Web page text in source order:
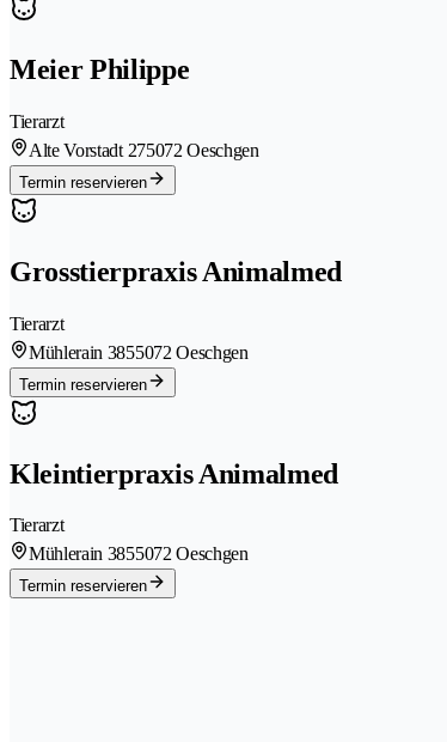
Meier Philippe
Tierarzt
Alte Vorstadt 275072 Oeschgen
Termin reservieren
Grosstierpraxis Animalmed
Tierarzt
Mühlerain 3855072 Oeschgen
Termin reservieren
Kleintierpraxis Animalmed
Tierarzt
Mühlerain 3855072 Oeschgen
Termin reservieren